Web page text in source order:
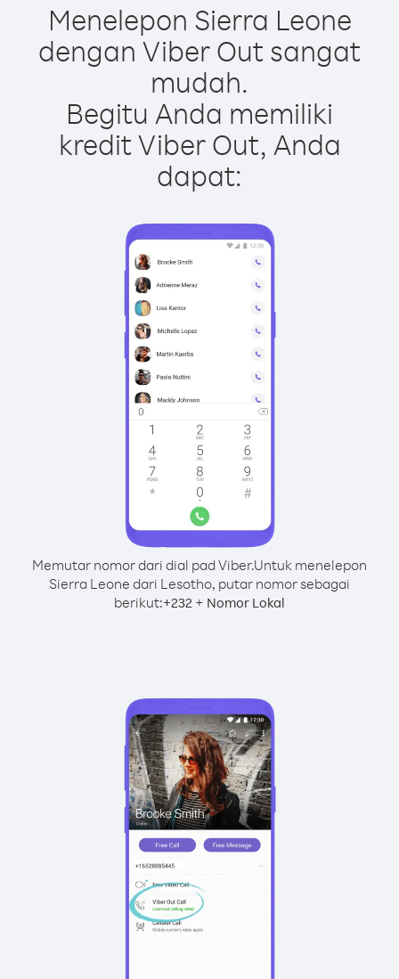
Menelepon Sierra Leone
dengan Viber Out sangat
mudah.
Begitu Anda memiliki
kredit Viber Out, Anda
dapat:
Memutar nomor dari dial pad Viber.Untuk menelepon
Sierra Leone dari Lesotho, putar nomor sebagai
berikut:+232 + Nomor Lokal